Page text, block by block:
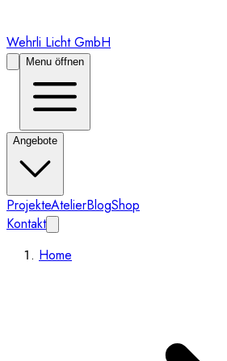
Wehrli Licht GmbH
Menu öffnen
Angebote
ProjekteAtelierBlogShop
Kontakt
Home